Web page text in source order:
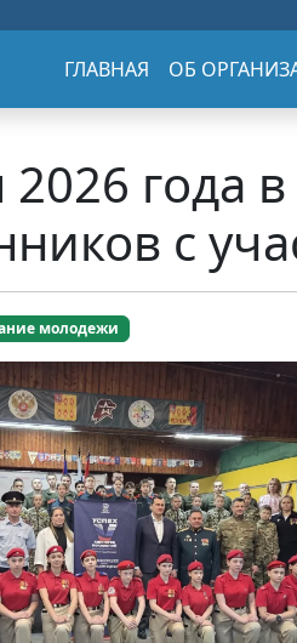
ГЛАВНАЯ ОБ
2026 года
с
молодежи